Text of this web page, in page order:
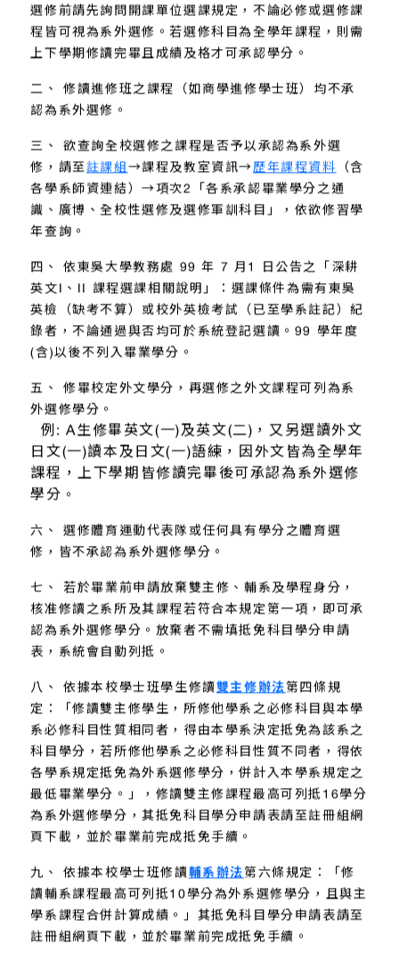
選修前請先詢問開課單位選課規定，不論必修或選修課
程皆可視為系外選修。若選修科目為全學年課程，則需
上下學期修讀完畢且成績及格才可承認學分。
二、 修讀進修班之課程（如商學進修學士班）均不承
認為系外選修。
三、 欲查詢全校選修之課程是否予以承認為系外選
修，請至註課組→課程及教室資訊→歷年課程資料
（含
各學系師資連結）→項次2「各系承認畢業學分之通
識、廣博、全校性選修及選修軍訓科目」，依欲修習學
年查詢。
四、 依東吳大學教務處 99 年 7 月1 日公告之「深耕
英文I、II 課程選課相關說明」：選課條件為需有東吳
英檢（缺考不算）或校外英檢考試（已至學系註記）紀
錄者，不論通過與否均可於系統登記選讀。99 學年度
(含)以後不列入畢業學分。
五、 修畢校定外文學分，再選修之外文課程可列為系
外選修學分。
例: A生修畢英文(一)及英文(二)，又另選讀外文
日文(一)讀本及日文(一)語練，因外文皆為全學年
課程，上下學期皆修讀完畢後可承認為系外選修
學分 。
六、 選修體育運動代表隊或任何具有學分之體育選
修，皆不承認為系外選修學分。
七、 若於畢業前申請放棄雙主修、輔系及學程身分，
核准修讀之系所及其課程若符合本規定第一項，即可承
認為系外選修學分。放棄者不需填抵免科目學分申請
表，系統會自動列抵。
八、 依據本校學士班學生修讀雙主修辦法第四條規
定：「修讀雙主修學生，所修他學系之必修科目與本學
系必修科目性質相同者，得由本學系決定抵免為該系之
科目學分，若所修他學系之必修科目性質不同者，得依
各學系規定抵免為外系選修學分，併計入本學系規定之
最低畢業學分。」，修讀雙主修課程最高可列抵16學分
為系外選修學分，其抵免科目學分申請表請至註冊組網
頁下載，並於畢業前完成抵免手續。
九、 依據本校學士班修讀輔系辦法第六條規定：「修
讀輔系課程最高可列抵10學分為外系選修學分，且與主
學系課程合併計算成績。」其抵免科目學分申請表請至
註冊組網頁下載，並於畢業前完成抵免手續。